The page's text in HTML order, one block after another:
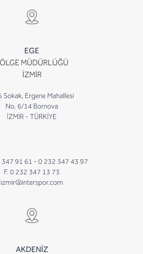
EGE
MÜDÜRLÜĞÜ
İZMİR
Sokak, Ergene Mahallesi
No. 6/14 Bornova
İZMİR - TÜRKİYE
347 91 61 - 0 232 347 43 97
F. 0 232 347 13 73
izmir@interspor.com
AKDENİZ